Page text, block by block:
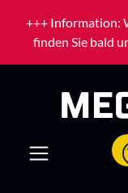
Zum Hauptinhalt
+++ Information:
finden Sie bald